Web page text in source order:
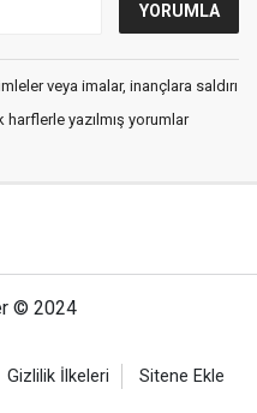
veya imalar, inançlara saldırı
yazılmış yorumlar
© 2024
Gizlilik İlkeleri Sitene Ekle